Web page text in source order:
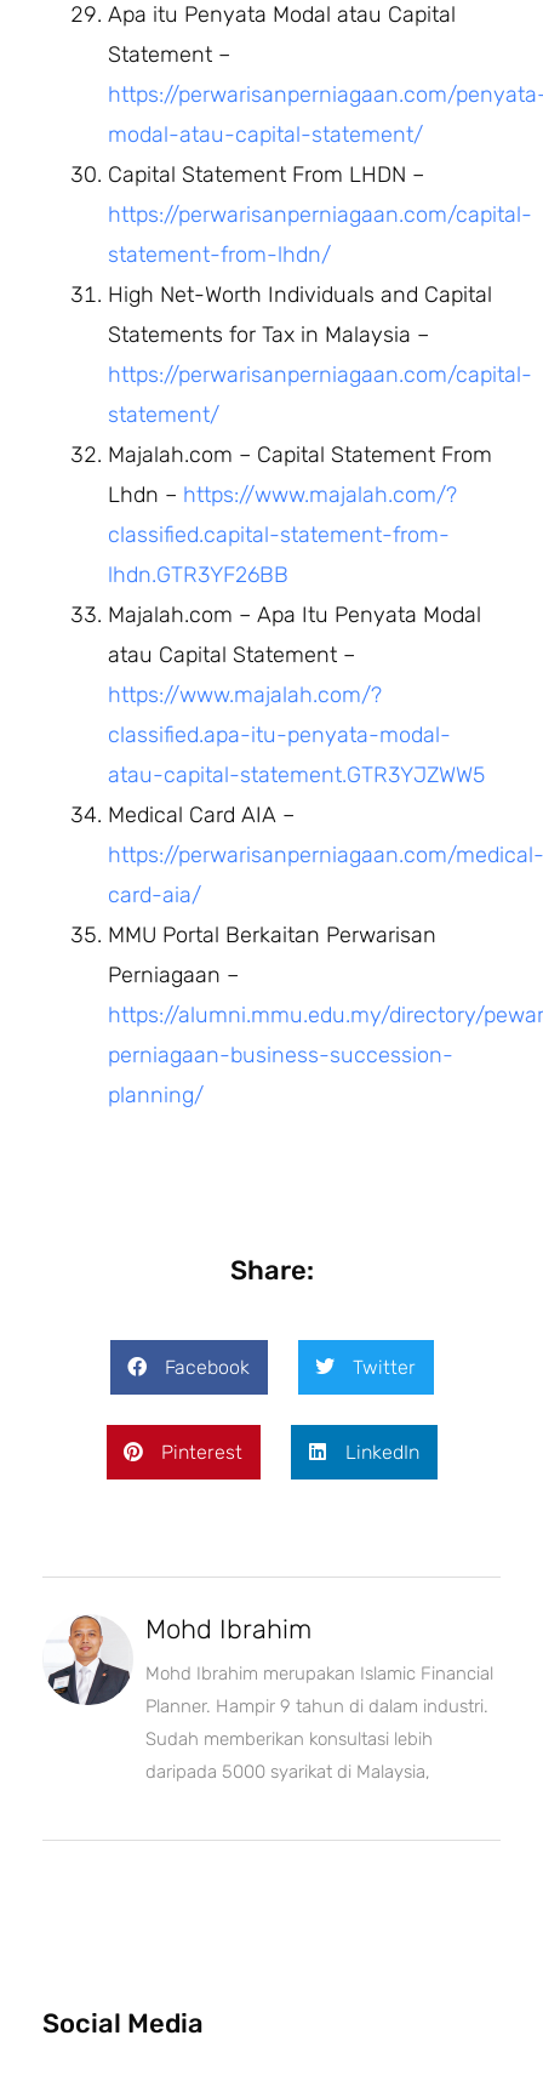
Apa itu Penyata Modal atau Capital
Statement –
https://perwarisanperniagaan.com/
modal-atau-capital-statement/
Capital Statement From LHDN –
https://perwarisanperniagaan.com/capital-
statement-from-lhdn/
High Net-Worth Individuals and Capital
Statements for Tax in Malaysia –
https://perwarisanperniagaan.com/capital-
statement/
Majalah.com – Capital Statement From
Lhdn – https://www.majalah.com/?
classified.capital-statement-from-
lhdn.GTR3YF26BB
Majalah.com – Apa Itu Penyata Modal
atau Capital Statement –
https://www.majalah.com/?
classified.apa-itu-penyata-modal-
atau-capital-statement.GTR3YJZWW5
Medical Card AIA –
https://perwarisanperniagaan.com/medical-
card-aia/
MMU Portal Berkaitan Perwarisan
Perniagaan –
https://alumni.mmu.edu.my/directory/
perniagaan-business-succession-
planning/
Share:
Facebook Twitter
Pinterest LinkedIn
Mohd Ibrahim
Mohd Ibrahim merupakan Islamic Financial
Planner. Hampir 9 tahun di dalam industri.
Sudah memberikan konsultasi lebih
daripada 5000 syarikat di Malaysia,
Social Media